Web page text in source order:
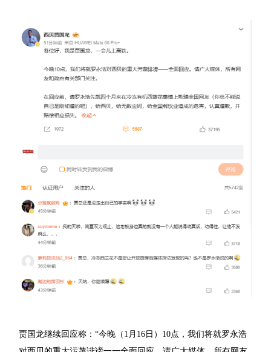
贾国龙继续回应称：“今晚（1月16日）10点，我们将就罗永浩